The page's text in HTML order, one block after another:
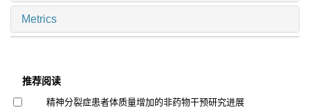
Metrics
推荐阅读
精神分裂症患者体质量增加的非药物干预研究进展